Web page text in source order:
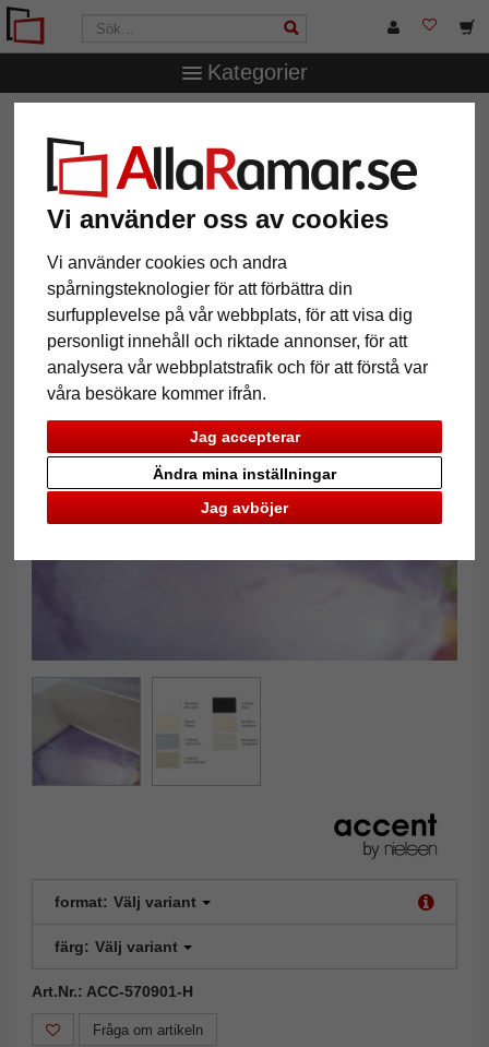
Vi använder oss av cookies
Vi använder cookies och andra
spårningsteknologier för att förbättra din
surfupplevelse på vår webbplats, för att visa dig
personligt innehåll och riktade annonser, för att
analysera vår webbplatstrafik och för att förstå var
våra besökare kommer ifrån.
Jag accepterar
Jag avböjer
Ändra mina inställningar
Kategorier
1,4 mm färdig passepartout
1,4 mm färdig passepartout
Tillbaka
format: Välj variant
färg: Välj variant
Art.Nr.: ACC-570901-H
Fråga om artikeln